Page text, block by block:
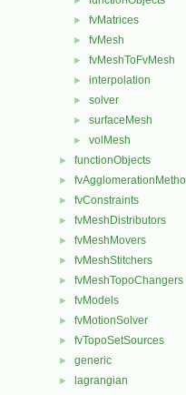
► fvMatrices
► fvMesh
► fvMeshToFvMesh
► interpolation
► solver
► surfaceMesh
► volMesh
► functionObjects
►
► fvConstraints
► fvMeshDistributors
► fvMeshMovers
► fvMeshStitchers
► fvMeshTopoChangers
► fvModels
► fvMotionSolver
► fvTopoSetSources
► generic
► lagrangian